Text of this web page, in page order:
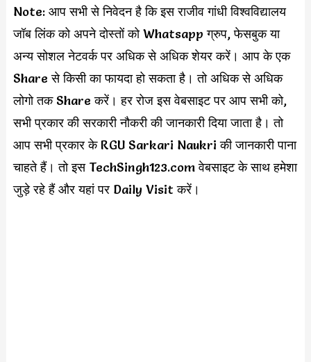
Note: आप सभी से निवेदन है कि इस राजीव गांधी विश्वविद्यालय
जॉब लिंक को अपने दोस्तों को Whatsapp ग्रुप, फेसबुक या
अन्य सोशल नेटवर्क पर अधिक से अधिक शेयर करें। आप के एक
Share से किसी का फायदा हो सकता है। तो अधिक से अधिक
लोगो तक Share करें। हर रोज इस वेबसाइट पर आप सभी को,
सभी प्रकार की सरकारी नौकरी की जानकारी दिया जाता है। तो
आप सभी प्रकार के RGU Sarkari Naukri की जानकारी पाना
चाहते हैं। तो इस TechSingh123.com वेबसाइट के साथ हमेशा
जुड़े रहे हैं और यहां पर Daily Visit करें।